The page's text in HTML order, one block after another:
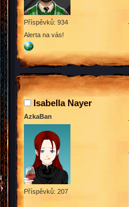
Příspěvků: 934
Alerta na vás!
Isabella Nayer
AzkaBan
Příspěvků: 207